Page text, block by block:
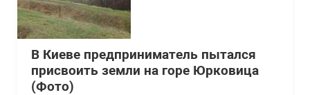
В Киеве предприниматель пытался
присвоить земли на горе Юрковица
(Фото)